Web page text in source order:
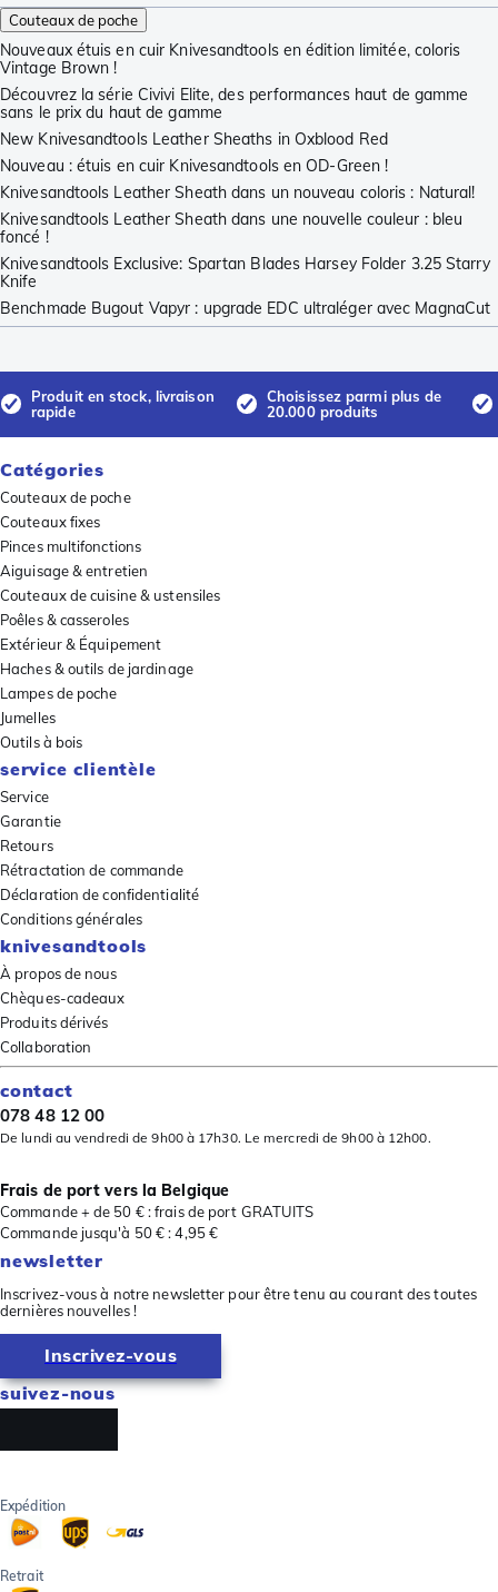
Couteaux de poche
Nouveaux étuis en cuir Knivesandtools en édition limitée, coloris
Vintage Brown !
Découvrez la série Civivi Elite, des performances haut de gamme
sans le prix du haut de gamme
New Knivesandtools Leather Sheaths in Oxblood Red
Nouveau : étuis en cuir Knivesandtools en OD-Green !
Knivesandtools Leather Sheath dans un nouveau coloris : Natural!
Knivesandtools Leather Sheath dans une nouvelle couleur : bleu
foncé !
Knivesandtools Exclusive: Spartan Blades Harsey Folder 3.25 Starry
Knife
Benchmade Bugout Vapyr : upgrade EDC ultraléger avec MagnaCut
Produit en stock, livraison
rapide
Choisissez parmi plus de
20.000 produits
Catégories
Couteaux de poche
Couteaux fixes
Pinces multifonctions
Aiguisage & entretien
Couteaux de cuisine & ustensiles
Poêles & casseroles
Extérieur & Équipement
Haches & outils de jardinage
Lampes de poche
Jumelles
Outils à bois
service clientèle
Service
Garantie
Retours
Rétractation de commande
Déclaration de confidentialité
Conditions générales
knivesandtools
À propos de nous
Chèques-cadeaux
Produits dérivés
Collaboration
contact
078 48 12 00
De lundi au vendredi de 9h00 à 17h30. Le mercredi de 9h00 à 12h00.
Frais de port vers la Belgique
Commande + de 50 € : frais de port GRATUITS
Commande jusqu'à 50 € : 4,95 €
newsletter
Inscrivez-vous à notre newsletter pour être tenu au courant des toutes
dernières nouvelles !
Inscrivez-vous
suivez-nous
Expédition
Retrait